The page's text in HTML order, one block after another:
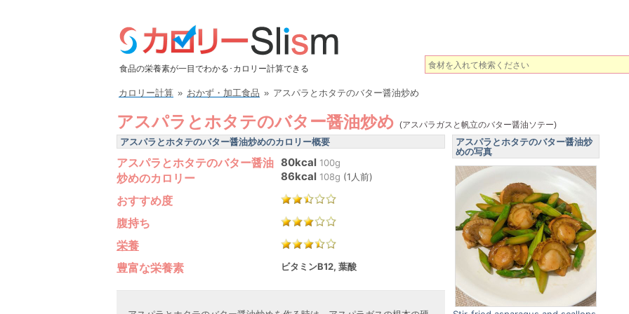
食品の栄養素が一目でわかる･カロリー計算できる
カロリー計算 » おかず・加工食品 » アスパラとホタテのバター醤油炒め
アスパラとホタテのバター醤油炒め (アスパラガスと帆立のバター醤油ソテー)
アスパラとホタテのバター醤油炒めのカロリー概要
アスパラとホタテのバター醤油
炒めのカロリー
80kcal 100g
86kcal 108g (1人前)
おすすめ度
腹持ち
栄養
豊富な栄養素
ビタミンB12, 葉酸
アスパラとホタテのバター醤油炒
めの写真